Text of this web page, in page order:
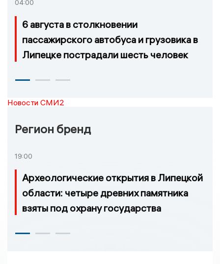
04:00
6 августа в столкновении
пассажирского автобуса и грузовика в
Липецке пострадали шесть человек
Новости СМИ2
Регион бренд
19:00
Археологические открытия в Липецкой
области: четыре древних памятника
взяты под охрану государства